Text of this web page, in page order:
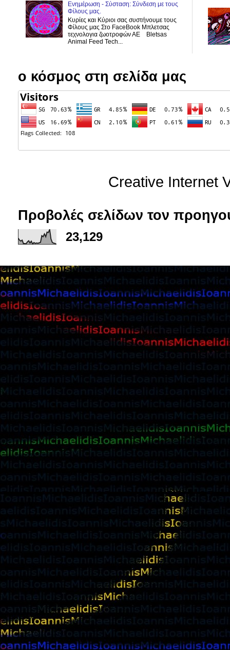
Ενημέρωση - Σύσταση: Σύνδεση με τους
Φίλους μας.
Κυρίες και Κύριοι σας συστήνουμε τους
Φίλους μας Στο FaceBook Μπλετσας
τεχνολογια ζωοτροφών ΑΕ Bletsas
Animal Feed Tech...
ο κόσμος στη σελίδα μας
Creative Internet
Προβολές σελίδων τον
23,129